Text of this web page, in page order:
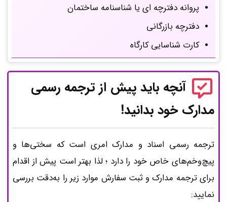
پروانه دفترچه ای یا شناسنامه ساختمان
دفترچه بازرگانی
کارت شناسایی کارگاه
آنچه باید پیش از ترجمه رسمی
مدارک خود بدانید!
ترجمه رسمی اسناد و مدارک امری است که سختی‌ها و
پیچ‌وخم‌های خاص خود را دارد ؛ لذا بهتر است پیش از اقدام
برای ترجمه مدارک و ثبت سفارش موارد زیر را به‌دقت بررسی
نمایید: